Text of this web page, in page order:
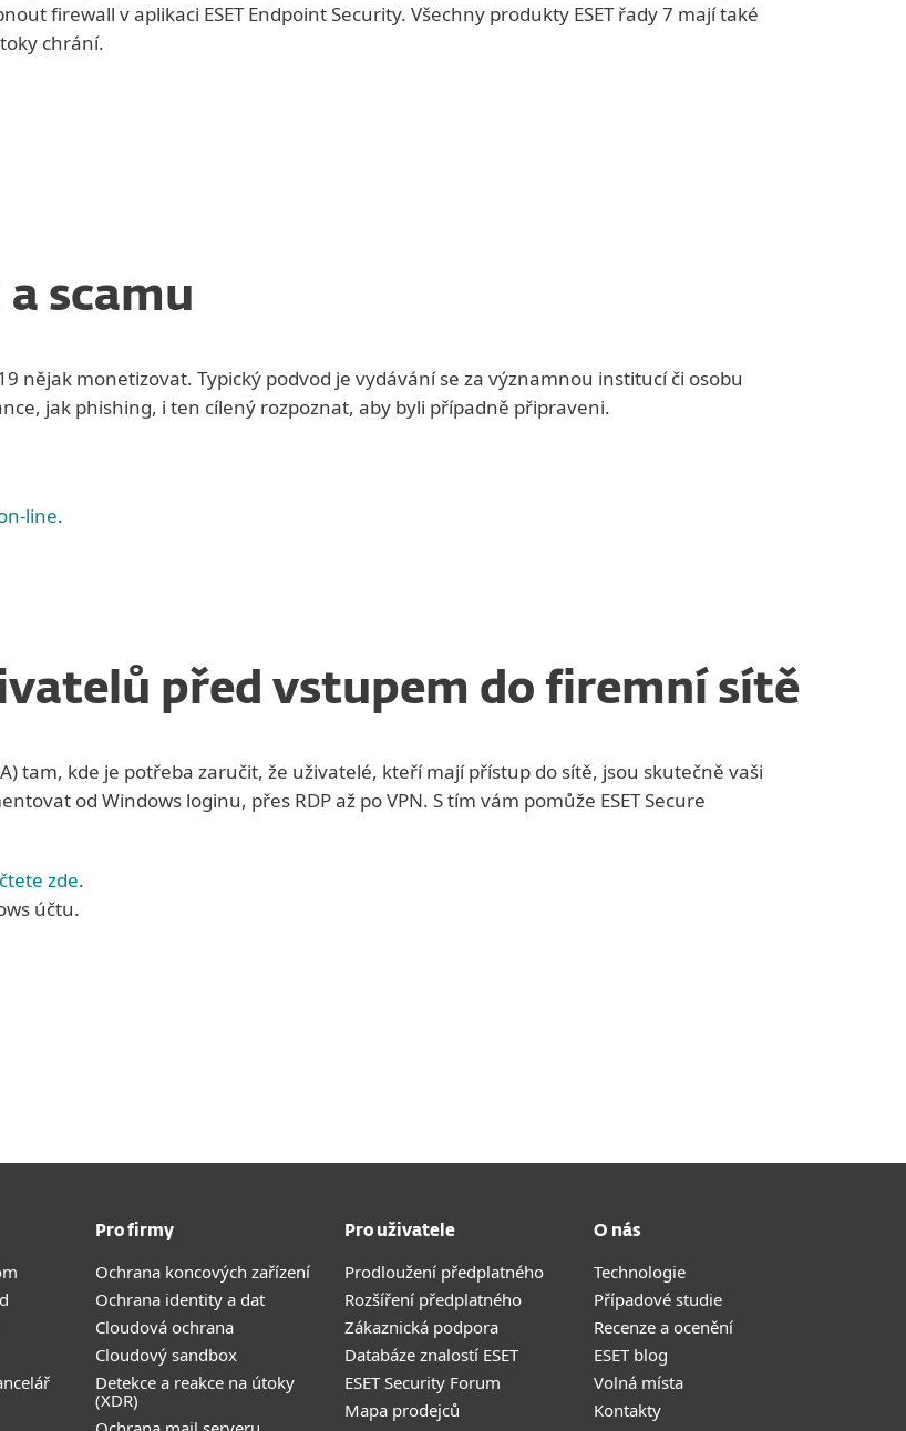
firewall v aplikaci ESET Endpoint Security. Všechny produkty ESET řady 7 mají také
chrání.
scamu
nějak monetizovat. Typický podvod je vydávání se za významnou institucí či osobu
jak phishing, i ten cílený rozpoznat, aby byli případně připraveni.
line.
před vstupem do firemní sítě
tam, kde je potřeba zaručit, že uživatelé, kteří mají přístup do sítě, jsou skutečně vaši
od Windows loginu, přes RDP až po VPN. S tím vám pomůže ESET Secure
zde.
účtu.
Pro firmy
Ochrana koncových zařízení
Ochrana identity a dat
Cloudová ochrana
Cloudový sandbox
Detekce a reakce na útoky
(XDR)
Pro uživatele
Prodloužení předplatného
Rozšíření předplatného
Zákaznická podpora
Databáze znalostí ESET
ESET Security Forum
Mapa prodejců
O nás
Technologie
Případové studie
Recenze a ocenění
ESET blog
Volná místa
Kontakty